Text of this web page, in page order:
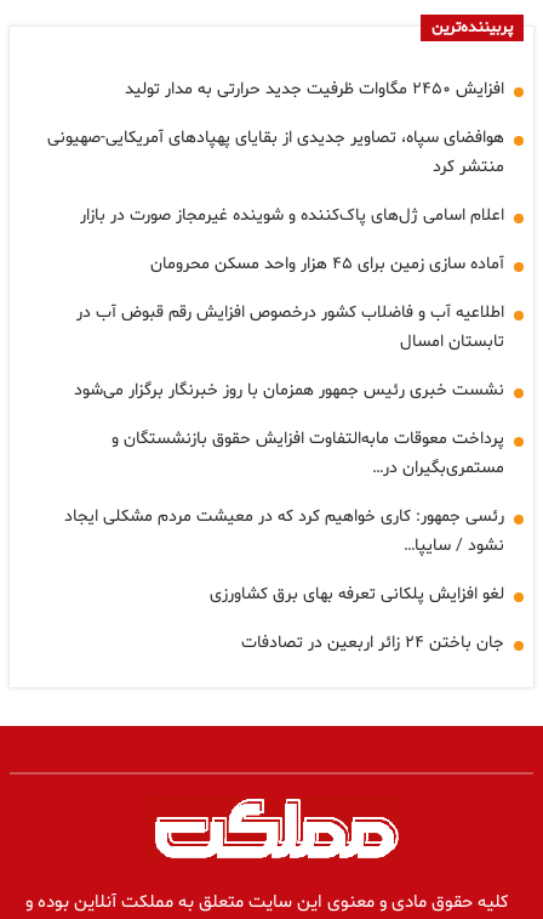
پربیننده‌ترین
افزایش ۲۴۵۰ مگاوات ظرفیت جدید حرارتی به مدار تولید
هوافضای سپاه، تصاویر جدیدی از بقایای پهپادهای آمریکایی-صهیونی
منتشر کرد
اعلام اسامی ژل‌های پاک‌کننده و شوینده غیرمجاز صورت در بازار
آماده سازی زمین برای ۴۵ هزار واحد مسکن محرومان
اطلاعیه آب و فاضلاب کشور درخصوص افزایش رقم قبوض آب در
تابستان امسال
نشست خبری رئیس جمهور همزمان با روز خبرنگار برگزار می‌شود
پرداخت معوقات مابه‌التفاوت افزایش حقوق بازنشستگان و
مستمری‌بگیران در…
رئسی جمهور: کاری خواهیم کرد که در معیشت مردم مشکلی ایجاد
نشود / سایپا…
لغو افزایش پلکانی تعرفه بهای برق کشاورزی
جان باختن ۲۴ زائر اربعین در تصادفات
کلیه حقوق مادی و معنوی این سایت متعلق به مملکت آنلاین بوده و